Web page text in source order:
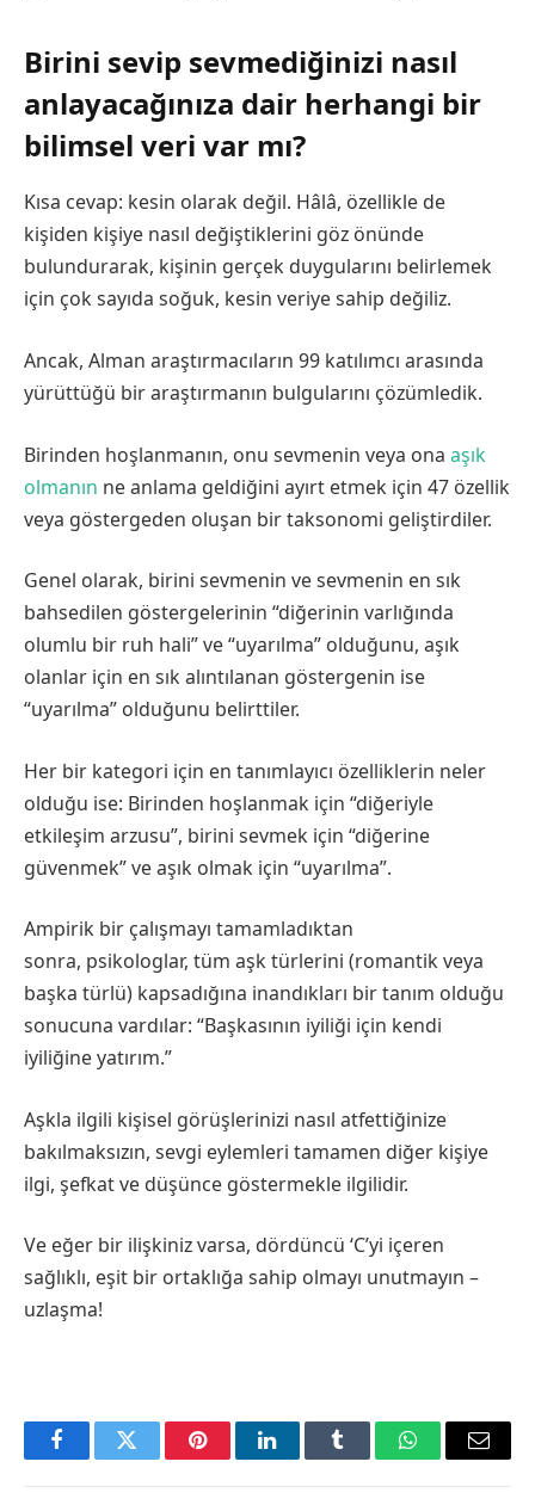
Birini sevip sevmediğinizi nasıl
anlayacağınıza dair herhangi bir
bilimsel veri var mı?
Kısa cevap: kesin olarak değil. Hâlâ, özellikle de
kişiden kişiye nasıl değiştiklerini göz önünde
bulundurarak, kişinin gerçek duygularını belirlemek
için çok sayıda soğuk, kesin veriye sahip değiliz.
Ancak, Alman araştırmacıların 99 katılımcı arasında
yürüttüğü bir araştırmanın bulgularını çözümledik.
Birinden hoşlanmanın, onu sevmenin veya ona aşık
olmanın ne anlama geldiğini ayırt etmek için 47 özellik
veya göstergeden oluşan bir taksonomi geliştirdiler.
Genel olarak, birini sevmenin ve sevmenin en sık
bahsedilen göstergelerinin “diğerinin varlığında
olumlu bir ruh hali” ve “uyarılma” olduğunu, aşık
olanlar için en sık alıntılanan göstergenin ise
“uyarılma” olduğunu belirttiler.
Her bir kategori için en tanımlayıcı özelliklerin neler
olduğu ise: Birinden hoşlanmak için “diğeriyle
etkileşim arzusu”, birini sevmek için “diğerine
güvenmek” ve aşık olmak için “uyarılma”.
Ampirik bir çalışmayı tamamladıktan
sonra, psikologlar, tüm aşk türlerini (romantik veya
başka türlü) kapsadığına inandıkları bir tanım olduğu
sonucuna vardılar: “Başkasının iyiliği için kendi
iyiliğine yatırım.”
Aşkla ilgili kişisel görüşlerinizi nasıl atfettiğinize
bakılmaksızın, sevgi eylemleri tamamen diğer kişiye
ilgi, şefkat ve düşünce göstermekle ilgilidir.
Ve eğer bir ilişkiniz varsa, dördüncü ‘C’yi içeren
sağlıklı, eşit bir ortaklığa sahip olmayı unutmayın –
uzlaşma!
FacebookTwitter PinterestLinkedInTumblr WhatsAppEmail